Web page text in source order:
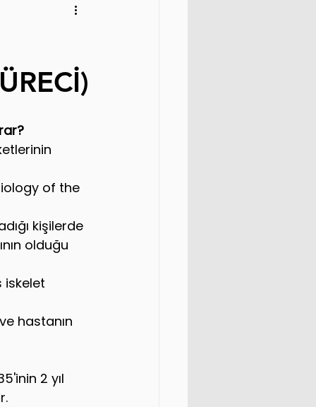
of the
kişilerde
olduğu
iskelet
hastanın
2 yıl